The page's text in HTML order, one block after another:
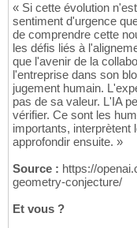
« Si cette évolution
sentiment d'urgence
de comprendre cette
les défis liés à
que l'avenir de la
l'entreprise dans son
jugement humain.
pas de sa valeur. L'IA
vérifier. Ce sont les
importants, interprètent
approfondir ensuite. »
Source : https://
geometry-conjecture/
Et vous ?